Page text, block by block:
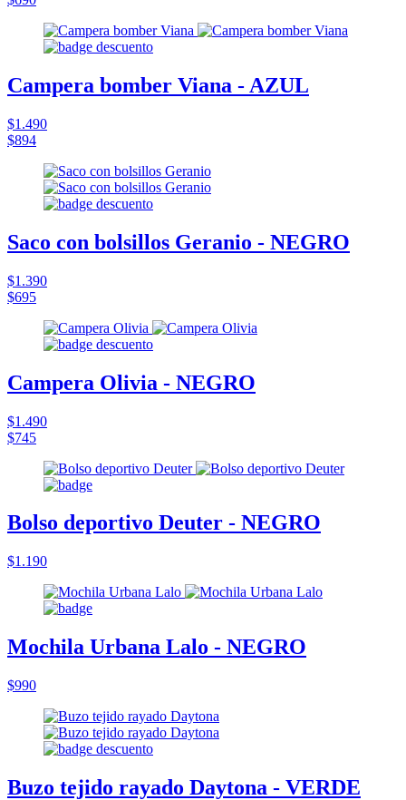
Campera bomber Viana - AZUL
$1.490
$894
Saco con bolsillos Geranio - NEGRO
$1.390
$695
Campera Olivia - NEGRO
$1.490
$745
Bolso deportivo Deuter - NEGRO
$1.190
Mochila Urbana Lalo - NEGRO
$990
Buzo tejido rayado Daytona - VERDE